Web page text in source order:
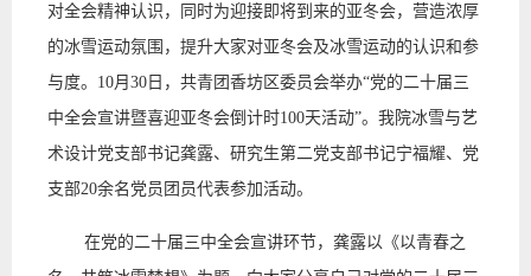
对全会精神认识，同时为迎接即将到来的亚冬会，营造浓厚
的冰雪运动氛围，提升大家对亚冬会及冰雪运动的认识和参
与度。10月30日，共青团香坊区委员会举办“党的二十届三
中全会宣讲暨喜迎亚冬会倒计时100天活动”。我院冰雪与艺
术设计党支部书记龚露、研究生第二党支部书记宁福耀、党
支部20余名党员团员代表参加活动。
在党的二十届三中全会宣讲环节，龚露以《以青春之